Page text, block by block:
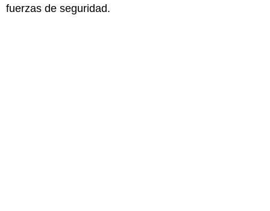
fuerzas de seguridad.